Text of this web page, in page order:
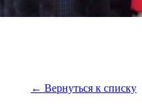
← Вернуться к списку